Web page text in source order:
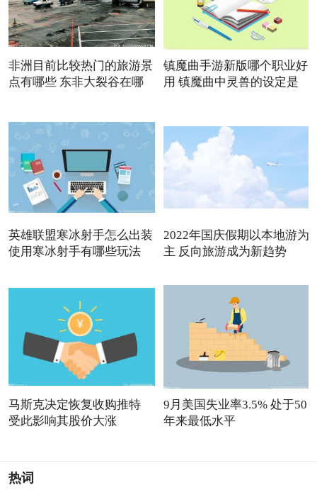
非洲目前比较热门的旅游景
点有哪些 东非大裂谷在哪
镇魔曲手游新版哪个职业好
用 镇魔曲中灵兽的设定是
英雄联盟寒冰射手怎么出装
使用寒冰射手有哪些玩法
2022年国庆假期以本地游为
主 反向旅游成为新趋势
马斯克决定恢复收购推特
受此影响其股价大涨
9月美国失业率3.5% 处于50
年来最低水平
热词